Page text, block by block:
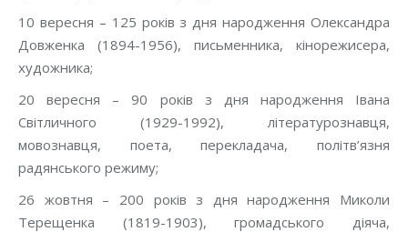
10 вересня – 125 років з дня народження Олександра
Довженка (1894-1956), письменника, кінорежисера,
художника;
20 вересня – 90 років з дня народження Івана
Світличного (1929-1992), літературознавця,
мовознавця, поета, перекладача, політв’язня
радянського режиму;
26 жовтня – 200 років з дня народження Миколи
Терещенка (1819-1903), громадського діяча,